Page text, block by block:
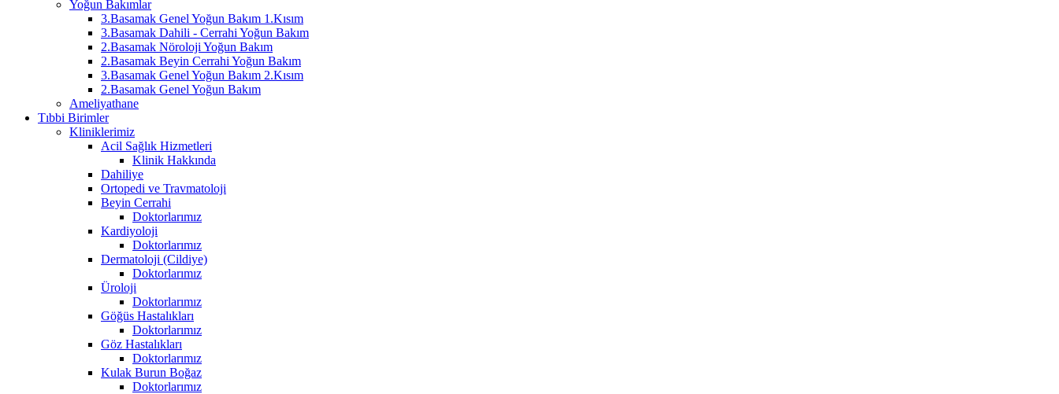
Yoğun Bakımlar
3.Basamak Genel Yoğun Bakım 1.Kısım
3.Basamak Dahili - Cerrahi Yoğun Bakım
2.Basamak Nöroloji Yoğun Bakım
2.Basamak Beyin Cerrahi Yoğun Bakım
3.Basamak Genel Yoğun Bakım 2.Kısım
2.Basamak Genel Yoğun Bakım
Ameliyathane
Tıbbi Birimler
Kliniklerimiz
Acil Sağlık Hizmetleri
Klinik Hakkında
Dahiliye
Ortopedi ve Travmatoloji
Beyin Cerrahi
Doktorlarımız
Kardiyoloji
Doktorlarımız
Dermatoloji (Cildiye)
Doktorlarımız
Üroloji
Doktorlarımız
Göğüs Hastalıkları
Doktorlarımız
Göz Hastalıkları
Doktorlarımız
Kulak Burun Boğaz
Doktorlarımız